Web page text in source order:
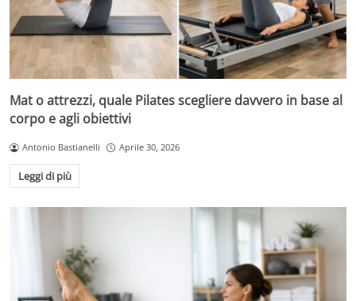
Mat o attrezzi, quale Pilates scegliere davvero in base al
corpo e agli obiettivi
Antonio Bastianelli Aprile 30, 2026
Leggi di più